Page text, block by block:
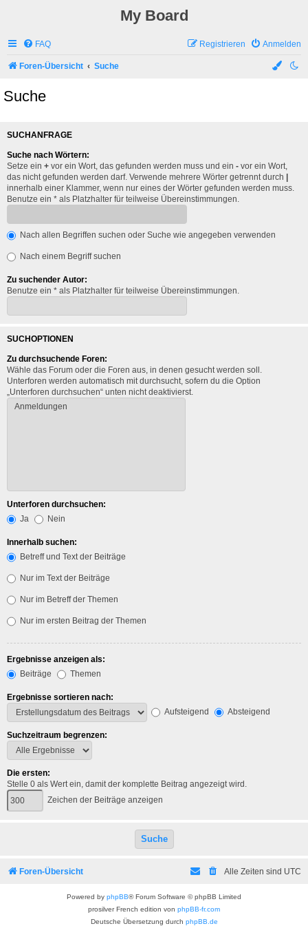
My Board
FAQ Anmelden
Registrieren
Foren-Übersicht Suche
Suche
SUCHANFRAGE
Suche nach Wörtern:
Setze ein + vor ein Wort, das gefunden werden muss und ein - vor ein Wort,
das nicht gefunden werden darf. Verwende mehrere Wörter getrennt durch |
innerhalb einer Klammer, wenn nur eines der Wörter gefunden werden muss.
Benutze ein * als Platzhalter für teilweise Übereinstimmungen.
Nach allen Begriffen suchen oder Suche wie angegeben verwenden
Nach einem Begriff suchen
Zu suchender Autor:
Benutze ein * als Platzhalter für teilweise Übereinstimmungen.
SUCHOPTIONEN
Zu durchsuchende Foren:
Wähle das Forum oder die Foren aus, in denen gesucht werden soll.
Unterforen werden automatisch mit durchsucht, sofern du die Option
„Unterforen durchsuchen“ unten nicht deaktivierst.
Unterforen durchsuchen:
Ja
Nein
Innerhalb suchen:
Betreff und Text der Beiträge
Nur im Text der Beiträge
Nur im Betreff der Themen
Nur im ersten Beitrag der Themen
Ergebnisse anzeigen als:
Beiträge
Themen
Ergebnisse sortieren nach:
Aufsteigend
Absteigend
Suchzeitraum begrenzen:
Die ersten:
Stelle 0 als Wert ein, damit der komplette Beitrag angezeigt wird.
Zeichen der Beiträge anzeigen
Foren-Übersicht Alle Zeiten sind UTC
Powered by phpBB® Forum Software © phpBB Limited
prosilver French edition von phpBB-fr.com
Deutsche Übersetzung durch phpBB.de